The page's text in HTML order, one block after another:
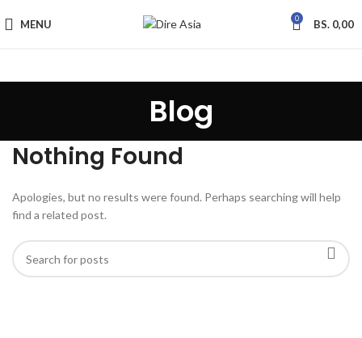
MENU 0 BS. 0,00
Blog
Nothing Found
Apologies, but no results were found. Perhaps searching will help
find a related post.